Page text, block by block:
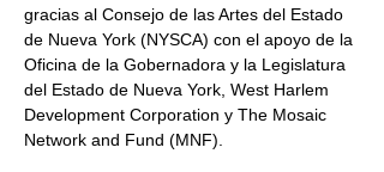
gracias al Consejo de las Artes del Estado
de Nueva York (NYSCA) con el apoyo de la
Oficina de la Gobernadora y la Legislatura
del Estado de Nueva York, West Harlem
Development Corporation y The Mosaic
Network and Fund (MNF).